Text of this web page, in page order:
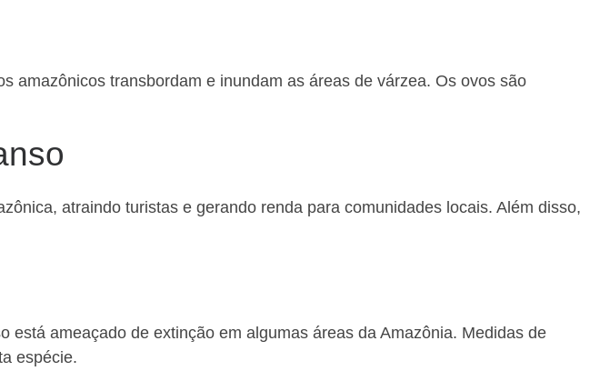
amazônicos transbordam e inundam as áreas de várzea. Os ovos são
atraindo turistas e gerando renda para comunidades locais. Além disso,
ameaçado de extinção em algumas áreas da Amazônia. Medidas de
espécie.